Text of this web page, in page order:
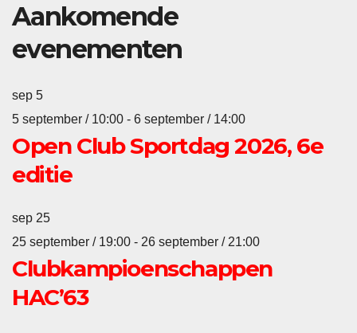
Aankomende
evenementen
sep 5
5 september / 10:00 - 6 september / 14:00
Open Club Sportdag 2026, 6e
editie
sep 25
25 september / 19:00 - 26 september / 21:00
Clubkampioenschappen
HAC’63